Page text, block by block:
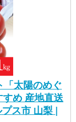
太陽のめぐ
ス市 山梨 |